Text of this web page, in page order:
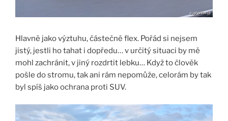
Hlavně jako výztuhu, částečně flex. Pořád si nejsem
jistý, jestli ho tahat i dopředu… v určitý situaci by mě
mohl zachránit, v jiný rozdrtit lebku… Když to člověk
pošle do stromu, tak ani rám nepomůže, celorám by tak
byl spíš jako ochrana proti SUV.